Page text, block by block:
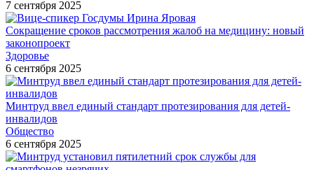
7 сентября 2025
Сокращение сроков рассмотрения жалоб на медицину: новый
законопроект
Здоровье
6 сентября 2025
Минтруд ввел единый стандарт протезирования для детей-
инвалидов
Общество
6 сентября 2025